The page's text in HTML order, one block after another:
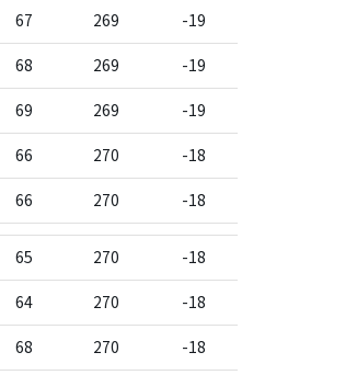
67 269 -19
68 269 -19
69 269 -19
66 270 -18
66 270 -18
65 270 -18
64 270 -18
68 270 -18